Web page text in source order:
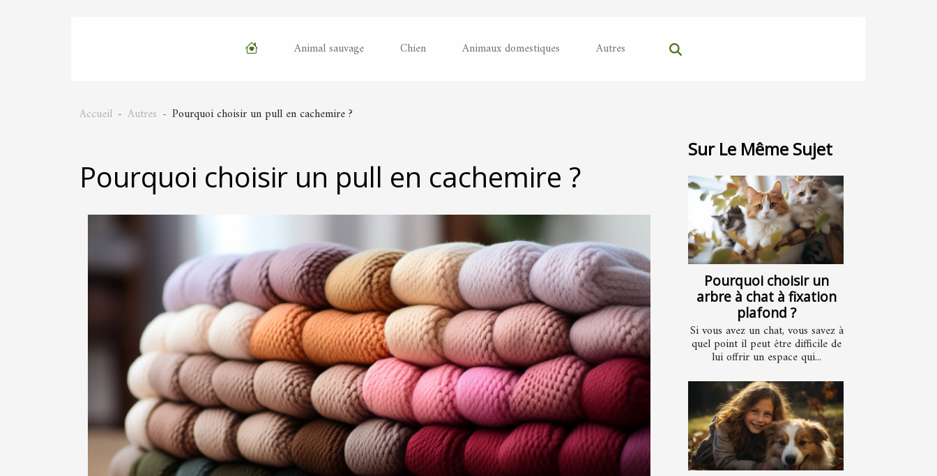
Animal sauvage Chien Animaux domestiques Autres
Accueil Autres Pourquoi choisir un pull en cachemire ?
Pourquoi choisir un pull en cachemire ?
Sur Le Même Sujet
Pourquoi choisir un
arbre à chat à fixation
plafond ?
Si vous avez un chat, vous savez à
quel point il peut être difficile de
lui offrir un espace qui...